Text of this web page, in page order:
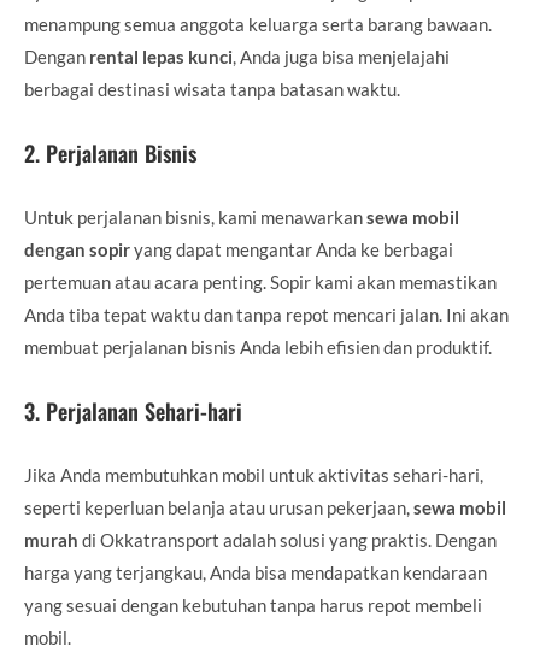
menampung semua anggota keluarga serta barang bawaan.
Dengan rental lepas kunci , Anda juga bisa menjelajahi
berbagai destinasi wisata tanpa batasan waktu.
2. Perjalanan Bisnis
Untuk perjalanan bisnis, kami menawarkansewa mobil
dengan sopiryang dapat mengantar Anda ke berbagai
pertemuan atau acara penting. Sopir kami akan memastikan
Anda tiba tepat waktu dan tanpa repot mencari jalan. Ini akan
membuat perjalanan bisnis Anda lebih efisien dan produktif.
3. Perjalanan Sehari-hari
Jika Anda membutuhkan mobil untuk aktivitas sehari-hari,
seperti keperluan belanja atau urusan pekerjaan, sewa mobil
murah di Okkatransport adalah solusi yang praktis. Dengan
harga yang terjangkau, Anda bisa mendapatkan kendaraan
yang sesuai dengan kebutuhan tanpa harus repot membeli
mobil.